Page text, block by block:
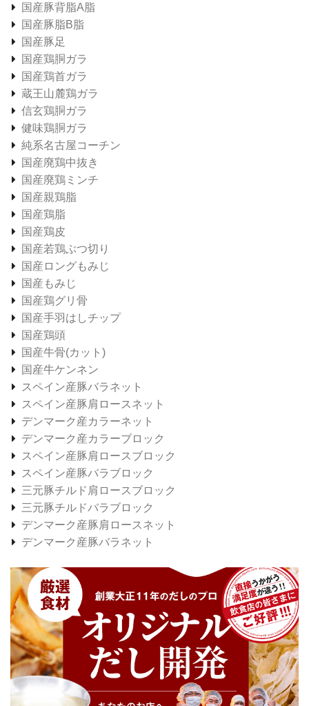
国産豚背脂A脂
国産豚脂B脂
国産豚足
国産鶏胴ガラ
国産鶏首ガラ
蔵王山麓鶏ガラ
信玄鶏胴ガラ
健味鶏胴ガラ
純系名古屋コーチン
国産廃鶏中抜き
国産廃鶏ミンチ
国産親鶏脂
国産鶏脂
国産鶏皮
国産若鶏ぶつ切り
国産ロングもみじ
国産もみじ
国産鶏グリ骨
国産手羽はしチップ
国産鶏頭
国産牛骨(カット)
国産牛ケンネン
スペイン産豚バラネット
スペイン産豚肩ロースネット
デンマーク産カラーネット
デンマーク産カラーブロック
スペイン産豚肩ロースブロック
スペイン産豚バラブロック
三元豚チルド肩ロースブロック
三元豚チルドバラブロック
デンマーク産豚肩ロースネット
デンマーク産豚バラネット